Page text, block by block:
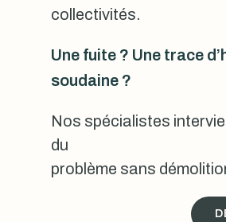
collectivités.
Une fuite ? Une trace
soudaine ?
Nos spécialistes
du
problème sans